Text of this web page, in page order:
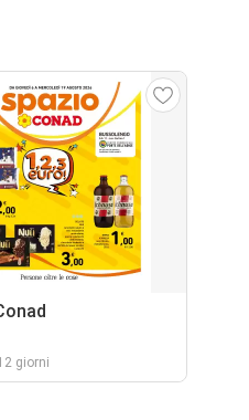
giorni